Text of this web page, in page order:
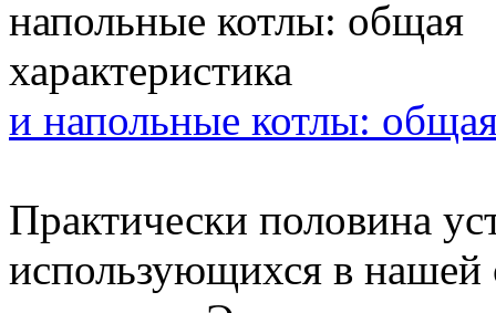
и напольные котлы:
Практически половина
использующихся в нашей